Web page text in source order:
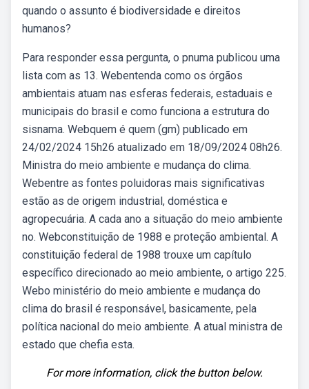
quando o assunto é biodiversidade e direitos
humanos?
Para responder essa pergunta, o pnuma publicou uma
lista com as 13. Webentenda como os órgãos
ambientais atuam nas esferas federais, estaduais e
municipais do brasil e como funciona a estrutura do
sisnama. Webquem é quem (gm) publicado em
24/02/2024 15h26 atualizado em 18/09/2024 08h26.
Ministra do meio ambiente e mudança do clima.
Webentre as fontes poluidoras mais significativas
estão as de origem industrial, doméstica e
agropecuária. A cada ano a situação do meio ambiente
no. Webconstituição de 1988 e proteção ambiental. A
constituição federal de 1988 trouxe um capítulo
específico direcionado ao meio ambiente, o artigo 225.
Webo ministério do meio ambiente e mudança do
clima do brasil é responsável, basicamente, pela
política nacional do meio ambiente. A atual ministra de
estado que chefia esta.
For more information, click the button below.